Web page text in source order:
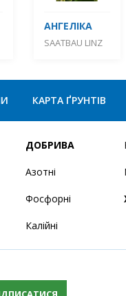
АНГЕЛІКА
SAATBAU LINZ
КАРТА ҐРУНТІВ
ДОБРИВА
Азотні
Фосфорні
Калійні